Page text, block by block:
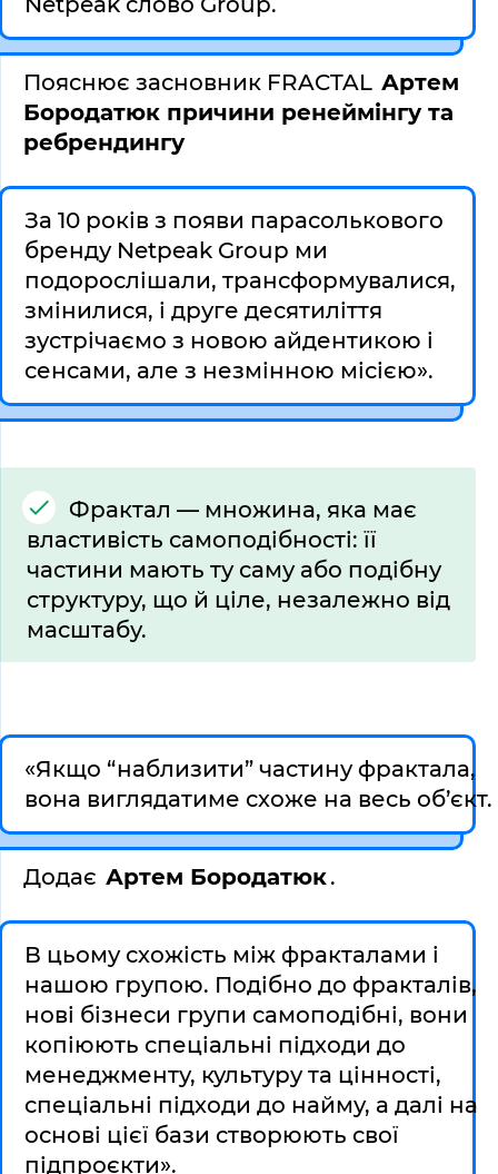
Пояснює засновник FRACTAL Артем
Бородатюк причини ренеймінгу та
ребрендингу
За 10 років з появи парасолькового
бренду Netpeak Group ми
подорослішали, трансформувалися,
змінилися, і друге десятиліття
зустрічаємо з новою айдентикою і
сенсами, але з незмінною місією».
Фрактал — множина, яка має
властивість самоподібності: її
частини мають ту саму або подібну
структуру, що й ціле, незалежно від
масштабу.
«Якщо “наблизити” частину фрактала,
вона виглядатиме схоже на весь об’єкт.
Додає Артем Бородатюк.
В цьому схожість між фракталами і
нашою групою. Подібно до фракталів,
нові бізнеси групи самоподібні, вони
копіюють спеціальні підходи до
менеджменту, культуру та цінності,
спеціальні підходи до найму, а далі на
основі цієї бази створюють свої
підпроєкти».